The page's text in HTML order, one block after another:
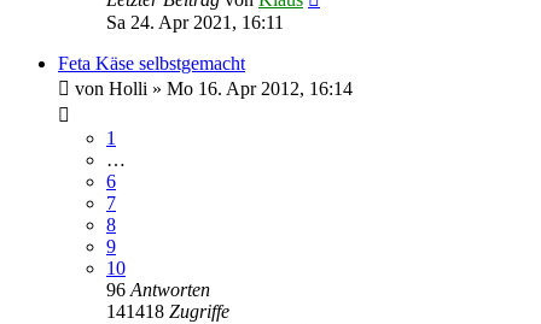
Sa 24. Apr 2021, 16:11
Feta Käse selbstgemacht
von Holli » Mo 16. Apr 2012, 16:14
1
…
6
7
8
9
10
96 Antworten
141418 Zugriffe